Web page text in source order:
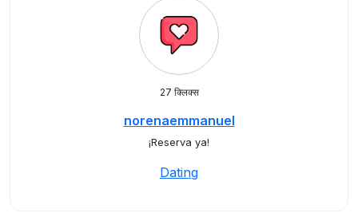
27 क्लिक्स
norenaemmanuel
¡Reserva ya!
Dating